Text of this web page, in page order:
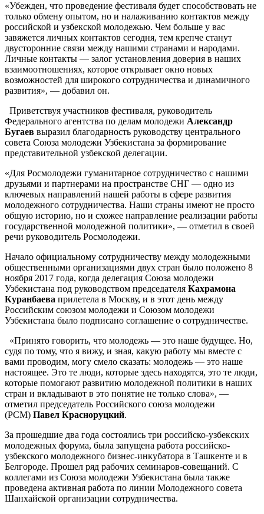
«Убежден, что проведение фестиваля будет способствовать не
только обмену опытом, но и налаживанию контактов между
российской и узбекской молодежью. Чем больше у вас
завяжется личных контактов сегодня, тем крепче станут
двусторонние связи между нашими странами и народами.
Личные контакты — залог установления доверия в наших
взаимоотношениях, которое открывает окно новых
возможностей для широкого сотрудничества и динамичного
развития», — добавил он.
Приветствуя участников фестиваля, руководитель
Федерального агентства по делам молодежи Александр
Бугаев выразил благодарность руководству центрального
совета Союза молодежи Узбекистана за формирование
представительной узбекской делегации.
«Для Росмолодежи гуманитарное сотрудничество с нашими
друзьями и партнерами на пространстве СНГ — одно из
ключевых направлений нашей работы в сфере развития
молодежного сотрудничества. Наши страны имеют не просто
общую историю, но и схожее направление реализации работы
государственной молодежной политики», — отметил в своей
речи руководитель Росмолодежи.
Начало официальному сотрудничеству между молодежными
общественными организациями двух стран было положено 8
ноября 2017 года, когда делегация Союза молодежи
Узбекистана под руководством председателя Кахрамона
Куранбаева прилетела в Москву, и в этот день между
Российским союзом молодежи и Союзом молодежи
Узбекистана было подписано соглашение о сотрудничестве.
«Принято говорить, что молодежь — это наше будущее. Но,
судя по тому, что я вижу, и зная, какую работу мы вместе с
вами проводим, могу смело сказать: молодежь — это наше
настоящее. Это те люди, которые здесь находятся, это те люди,
которые помогают развитию молодежной политики в наших
стран и вкладывают в это понятие не только слова», —
отметил председатель Российского союза молодежи
(РСМ) Павел Красноруцкий.
За прошедшие два года состоялись три российско-узбекских
молодежных форума, была запущена работа российско-
узбекского молодежного бизнес-инкубатора в Ташкенте и в
Белгороде. Прошел ряд рабочих семинаров-совещаний. С
коллегами из Союза молодежи Узбекистана была также
проведена активная работа по линии Молодежного совета
Шанхайской организации сотрудничества.